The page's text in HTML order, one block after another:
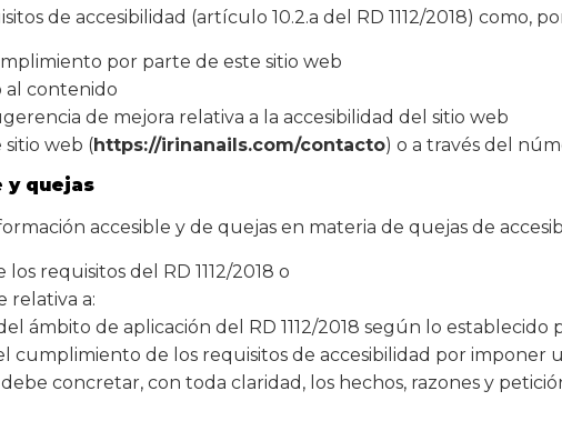
de accesibilidad (artículo 10.2.a del RD 1112/2018) como,
por parte de este sitio web
al contenido
de mejora relativa a la accesibilidad del sitio web
web (https://irinanails.com/contacto) o a través del
y quejas
accesible y de quejas en materia de quejas de
requisitos del RD 1112/2018 o
relativa a:
ámbito de aplicación del RD 1112/2018 según lo
cumplimiento de los requisitos de accesibilidad por imponer
concretar, con toda claridad, los hechos, razones y